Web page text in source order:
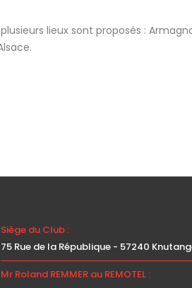
lieux sont proposés :
Siège du Club :
75 Rue de la République - 57240
Mr Roland REMMER au REMOTEL :